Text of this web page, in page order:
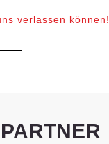
verlassen können!